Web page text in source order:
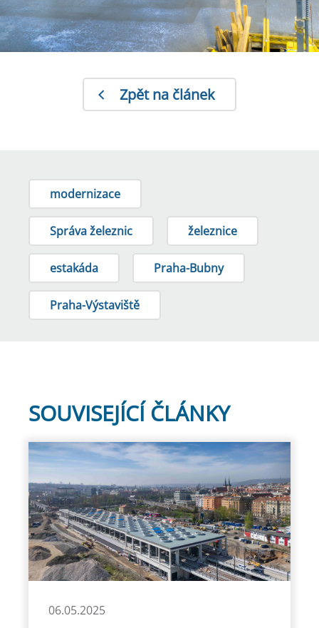
Zpět na článek
modernizace
Správa železnic železnice
estakáda Praha-Bubny
Praha-Výstaviště
SOUVISEJÍCÍ ČLÁNKY
06.05.2025